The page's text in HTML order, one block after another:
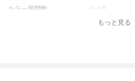
カラー展開数
全4色
12gもっと見る